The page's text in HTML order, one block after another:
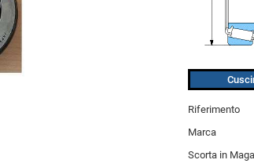
Riferimento
Marca
Scorta in